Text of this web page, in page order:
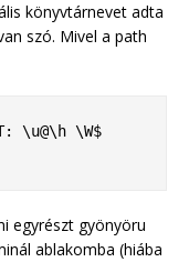
könyvtárnevet adta
szó. Mivel a path
\u@\h \W$
egyrészt gyönyöru
ablakomba (hiába